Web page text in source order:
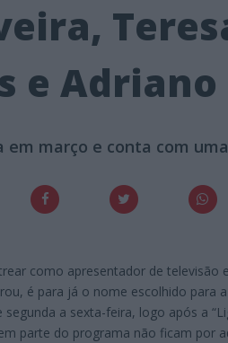
e
em março e conta com
como apresentador de televisão
é para já o nome escolhido para
a sexta-feira, logo após a
parte do programa não ficam por